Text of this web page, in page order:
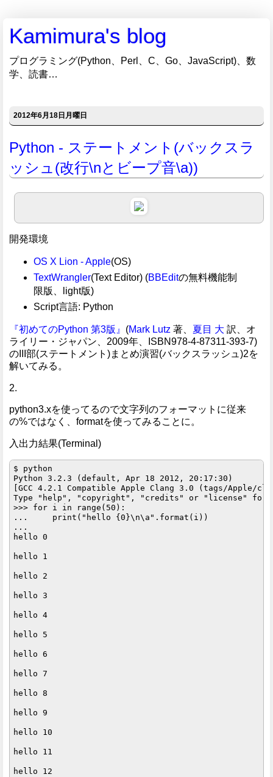
Kamimura's blog
プログラミング(Python、Perl、C、Go、JavaScript)、数
学、読書…
2012年6月18日月曜日
Python - ステートメント(バックスラ
ッシュ(改行\nとビープ音\a))
開発環境
OS X Lion - Apple(OS)
TextWrangler(Text Editor) (BBEditの無料機能制
限版、light版)
Script言語: Python
『初めてのPython 第3版』 (Mark Lutz 著、 夏目 大 訳、オ
ライリー・ジャパン、2009年、ISBN978-4-87311-393-7)
のIII部(ステートメント)まとめ演習(バックスラッシュ)2を
解いてみる。
2.
python3.xを使ってるので文字列のフォーマットに従来
の%ではなく、formatを使ってみることに。
入出力結果(Terminal)
$ python
Python 3.2.3 (default, Apr 18 2012, 20:17:30)
[GCC 4.2.1 Compatible Apple Clang 3.0 (tags/Apple/
Type "help", "copyright", "credits" or "license" for
>>> for i in range(50):
...     print("hello {0}\n\a".format(i))
...
hello 0
hello 1
hello 2
hello 3
hello 4
hello 5
hello 6
hello 7
hello 8
hello 9
hello 10
hello 11
hello 12